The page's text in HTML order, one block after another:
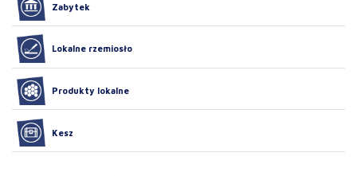
Zabytek
Lokalne rzemiosło
Produkty lokalne
Kesz